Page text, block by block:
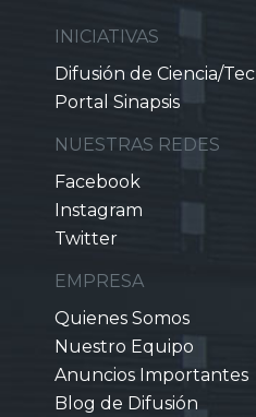
INICIATIVAS
Difusión de Ciencia/Tec
Portal Sinapsis
NUESTRAS REDES
Facebook
Instagram
Twitter
EMPRESA
Quienes Somos
Nuestro Equipo
Anuncios Importantes
Blog de Difusión